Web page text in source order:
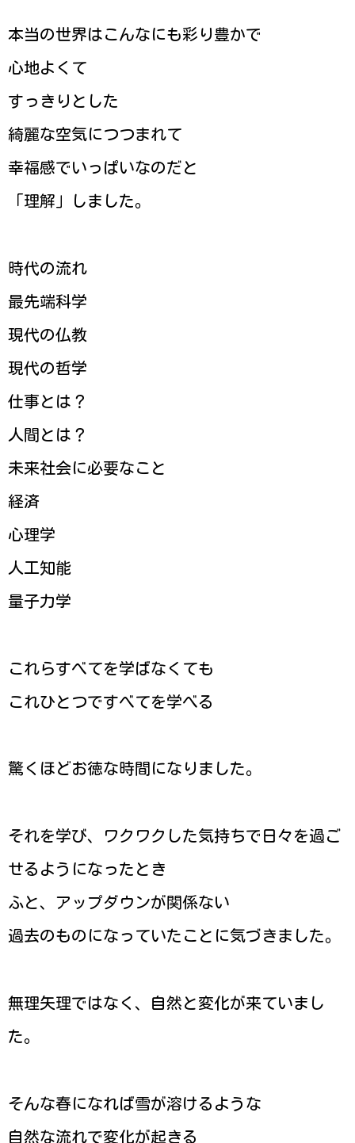
本当の世界はこんなにも彩り豊かで
心地よくて
すっきりとした
綺麗な空気につつまれて
幸福感でいっぱいなのだと
「理解」しました。
時代の流れ
最先端科学
現代の仏教
現代の哲学
仕事とは？
人間とは？
未来社会に必要なこと
経済
心理学
人工知能
量子力学
これらすべてを学ばなくても
これひとつですべてを学べる
驚くほどお徳な時間になりました。
それを学び、ワクワクした気持ちで日々を過ご
せるようになったとき
ふと、アップダウンが関係ない
過去のものになっていたことに気づきました。
無理矢理ではなく、自然と変化が来ていまし
た。
そんな春になれば雪が溶けるような
自然な流れで変化が起きる